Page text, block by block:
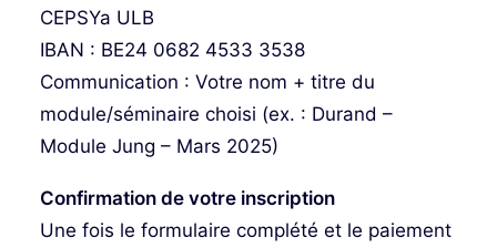
CEPSYa ULB
IBAN : BE24 0682 4533 3538
Communication : Votre nom + titre du
module/séminaire choisi (ex. : Durand –
Module Jung – Mars 2025)
Confirmation de votre inscription
Une fois le formulaire complété et le paiement